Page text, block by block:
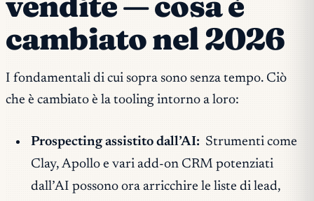
cambiato nel 2026
I fondamentali di cui sopra sono senza tempo. Ciò
che è cambiato è la tooling intorno a loro:
Prospecting assistito dall’AI: Strumenti come
Clay, Apollo e vari add-on CRM potenziati
dall’AI possono ora arricchire le liste di lead,